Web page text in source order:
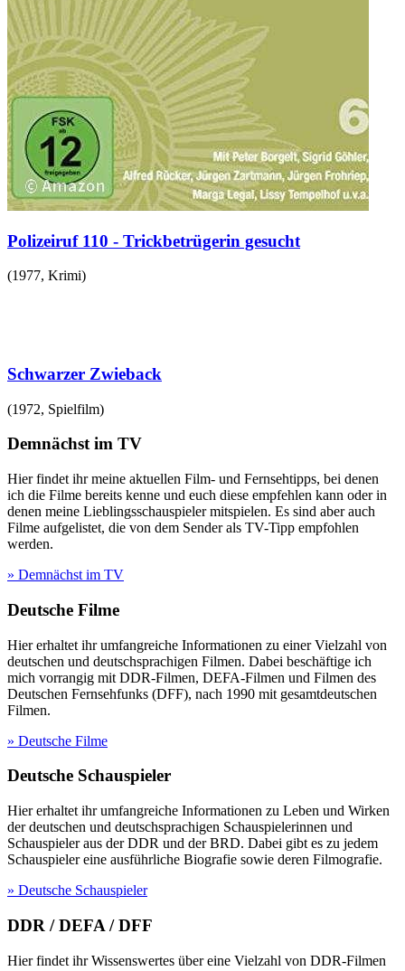
Polizeiruf 110 - Trickbetrügerin gesucht
(1977, Krimi)
Schwarzer Zwieback
(1972, Spielfilm)
Demnächst im TV
Hier findet ihr meine aktuellen Film- und Fernsehtipps, bei denen
ich die Filme bereits kenne und euch diese empfehlen kann oder in
denen meine Lieblingsschauspieler mitspielen. Es sind aber auch
Filme aufgelistet, die von dem Sender als TV-Tipp empfohlen
werden.
» Demnächst im TV
Deutsche Filme
Hier erhaltet ihr umfangreiche Informationen zu einer Vielzahl von
deutschen und deutschsprachigen Filmen. Dabei beschäftige ich
mich vorrangig mit DDR-Filmen, DEFA-Filmen und Filmen des
Deutschen Fernsehfunks (DFF), nach 1990 mit gesamtdeutschen
Filmen.
» Deutsche Filme
Deutsche Schauspieler
Hier erhaltet ihr umfangreiche Informationen zu Leben und Wirken
der deutschen und deutschsprachigen Schauspielerinnen und
Schauspieler aus der DDR und der BRD. Dabei gibt es zu jedem
Schauspieler eine ausführliche Biografie sowie deren Filmografie.
» Deutsche Schauspieler
DDR / DEFA / DFF
Hier findet ihr Wissenswertes über eine Vielzahl von DDR-Filmen